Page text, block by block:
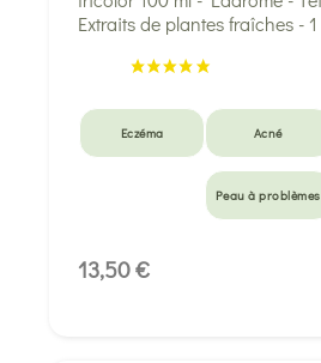
Eczéma Acné
Peau à problèmes
13,50 €